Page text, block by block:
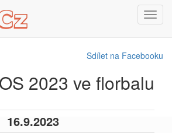
Sdílet na Facebooku
2023 ve florbalu
16.9.2023